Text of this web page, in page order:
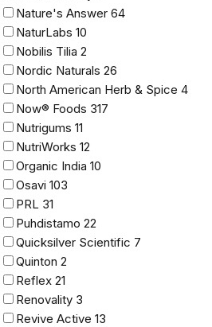
Nature's Answer 64
NaturLabs 10
Nobilis Tilia 2
Nordic Naturals 26
North American Herb & Spice 4
Now® Foods 317
Nutrigums 11
NutriWorks 12
Organic India 10
Osavi 103
PRL 31
Puhdistamo 22
Quicksilver Scientific 7
Quinton 2
Reflex 21
Renovality 3
Revive Active 13